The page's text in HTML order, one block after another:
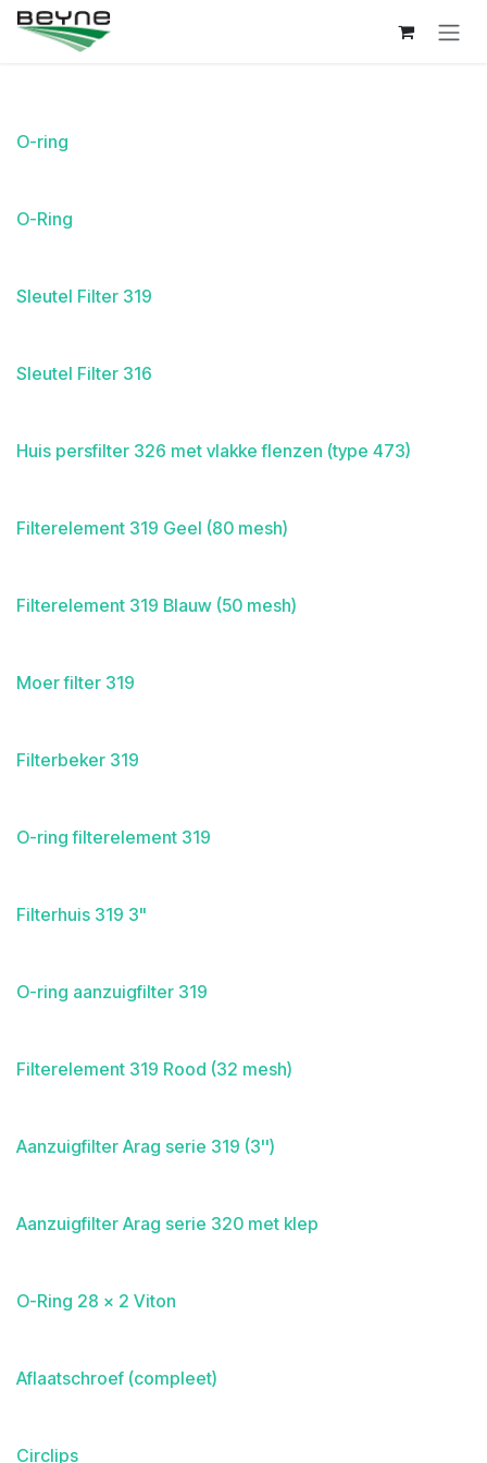
Overslaan naar inhoud
O-ring
O-Ring
Sleutel Filter 319
Sleutel Filter 316
Huis persfilter 326 met vlakke flenzen (type 473)
Filterelement 319 Geel (80 mesh)
Filterelement 319 Blauw (50 mesh)
Moer filter 319
Filterbeker 319
O-ring filterelement 319
Filterhuis 319 3"
O-ring aanzuigfilter 319
Filterelement 319 Rood (32 mesh)
Aanzuigfilter Arag serie 319 (3'')
Aanzuigfilter Arag serie 320 met klep
O-Ring 28 x 2 Viton
Aflaatschroef (compleet)
Circlips